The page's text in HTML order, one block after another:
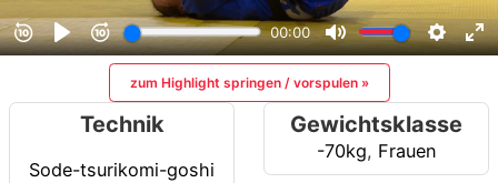
zum Highlight springen / vorspulen »
Technik
Sode-tsurikomi-goshi
Gewichtsklasse
-70kg, Frauen